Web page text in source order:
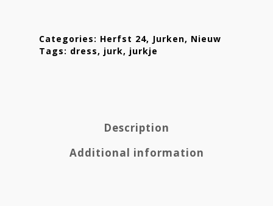
Categories: Herfst 24, Jurken, Nieuw
Tags: dress, jurk, jurkje
Description
Additional information
Contact
Nieuwsbrief